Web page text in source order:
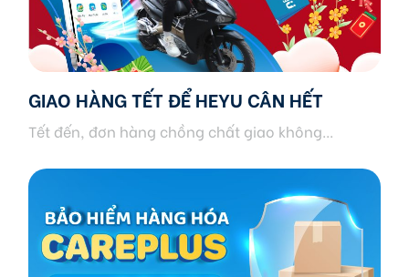
GIAO HÀNG TẾT ĐỂ HEYU CÂN HẾT
Tết đến, đơn hàng chồng chất giao không...